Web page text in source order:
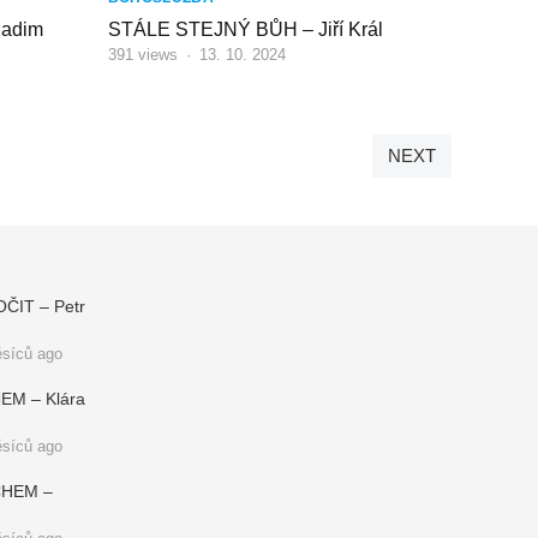
STÁLE STEJNÝ BŮH – Jiří Král
391views · 13. 10. 2024
NEXT
– Petr
ago
– Klára
ago
–